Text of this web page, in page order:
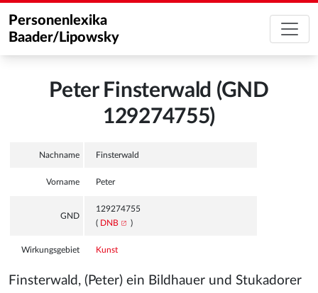
Personenlexika
Baader/Lipowsky
Peter Finsterwald (GND
129274755)
Nachname Finsterwald
Vorname Peter
GND
129274755
( DNB )
Wirkungsgebiet Kunst
Finsterwald, (Peter) ein Bildhauer und Stukadorer